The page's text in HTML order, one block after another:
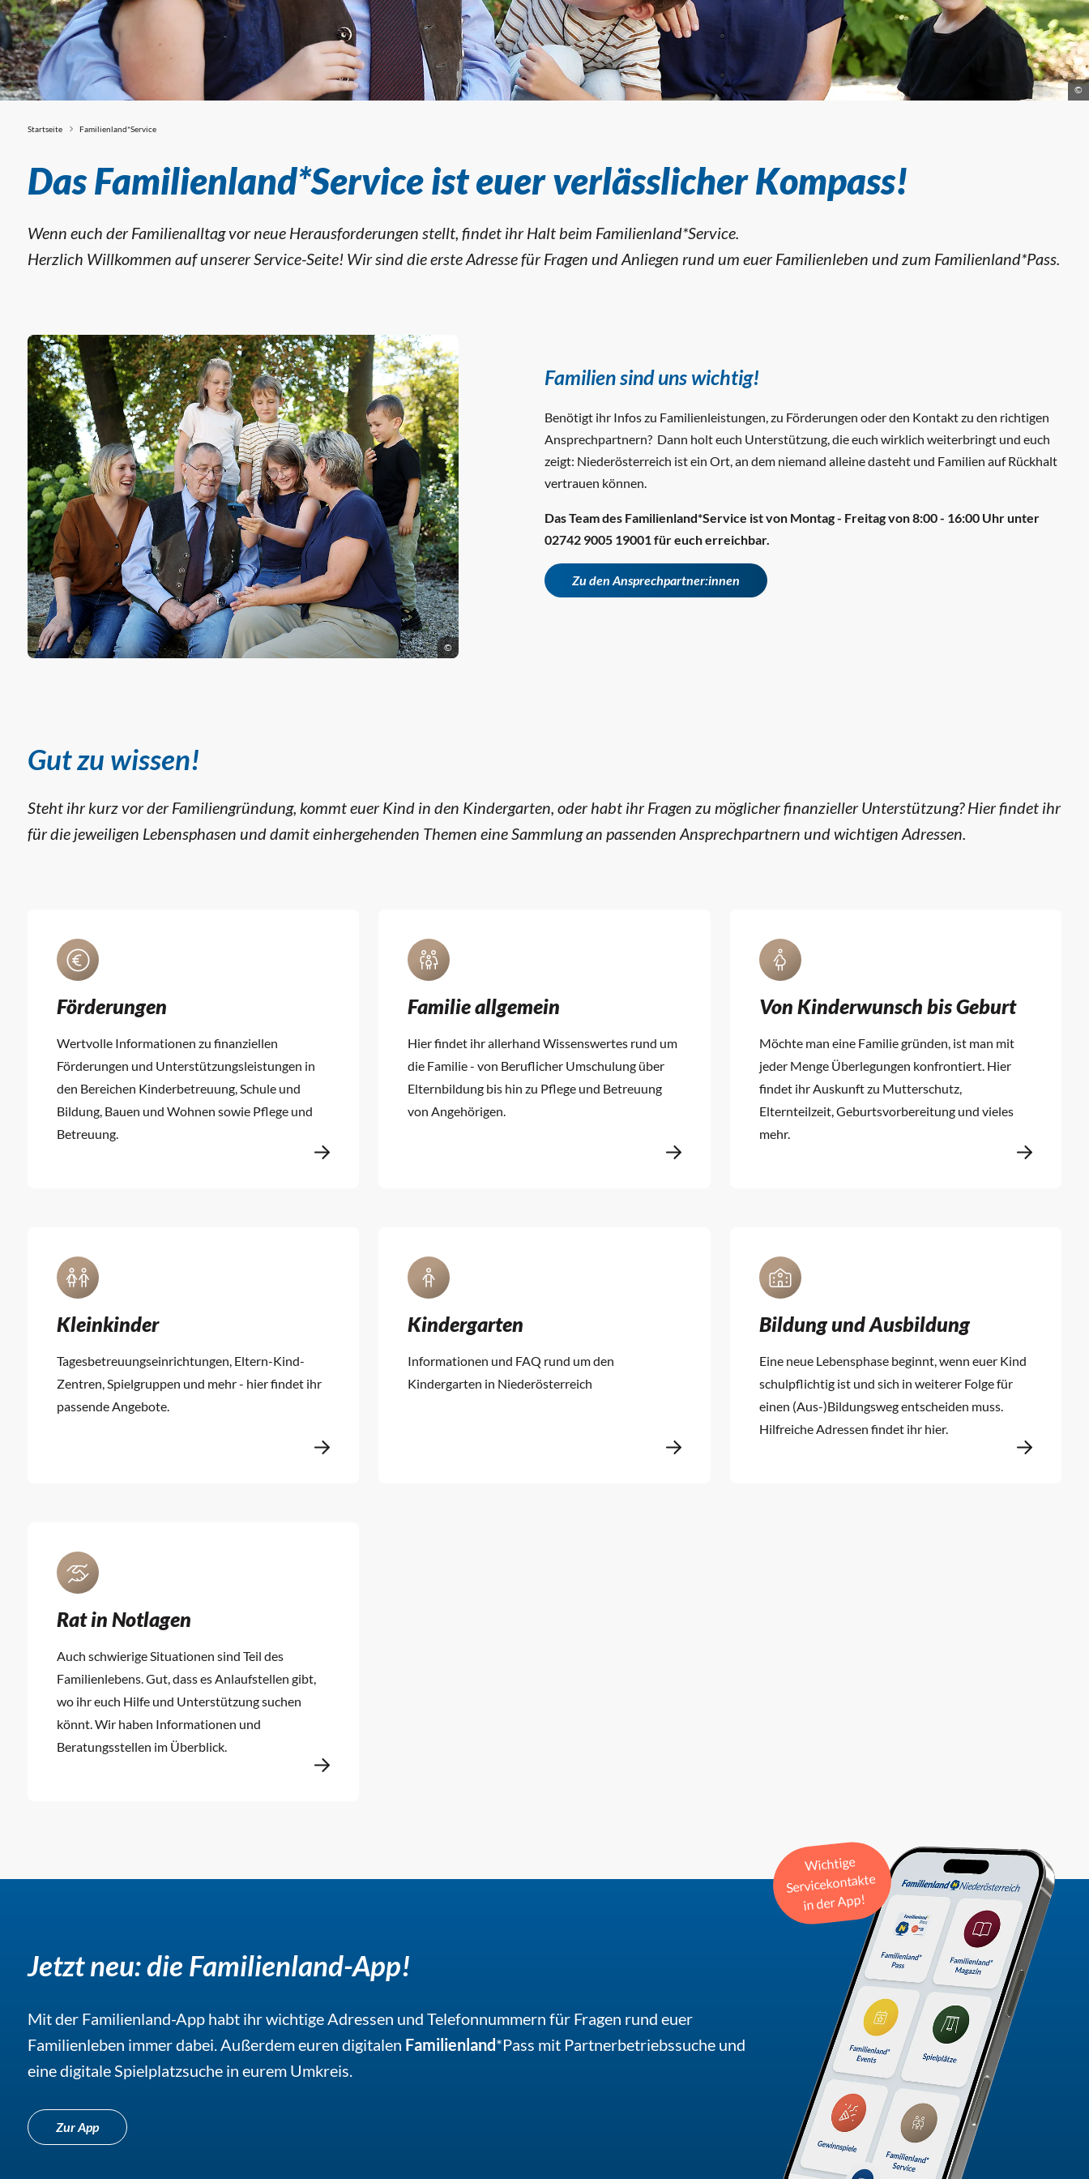
©
Familienland*Service
Startseite Familienland*Service
Das Familienland*Service ist euer verlässlicher Kompass!
Wenn euch der Familienalltag vor neue Herausforderungen stellt, findet ihr Halt beim Familienland*Service.
Herzlich Willkommen auf unserer Service-Seite! Wir sind die erste Adresse für Fragen und Anliegen rund um euer Familienleben und zum Familienland*Pass.
©
Familien sind uns wichtig!
Benötigt ihr Infos zu Familienleistungen, zu Förderungen oder den Kontakt zu den richtigen
Ansprechpartnern? Dann holt euch Unterstützung, die euch wirklich weiterbringt und euch
zeigt: Niederösterreich ist ein Ort, an dem niemand alleine dasteht und Familien auf Rückhalt
vertrauen können.
Das Team des Familienland*Service ist von Montag - Freitag von 8:00 - 16:00 Uhr unter
02742 9005 19001 für euch erreichbar.
Zu den Ansprechpartner:innen
Gut zu wissen!
Steht ihr kurz vor der Familiengründung, kommt euer Kind in den Kindergarten, oder habt ihr Fragen zu möglicher finanzieller Unterstützung? Hier findet ihr
für die jeweiligen Lebensphasen und damit einhergehenden Themen eine Sammlung an passenden Ansprechpartnern und wichtigen Adressen.
Förderungen
Wertvolle Informationen zu finanziellen
Förderungen und Unterstützungsleistungen in
den Bereichen Kinderbetreuung, Schule und
Bildung, Bauen und Wohnen sowie Pflege und
Betreuung.
Familie allgemein
Hier findet ihr allerhand Wissenswertes rund um
die Familie - von Beruflicher Umschulung über
Elternbildung bis hin zu Pflege und Betreuung
von Angehörigen.
Von Kinderwunsch bis Geburt
Möchte man eine Familie gründen, ist man mit
jeder Menge Überlegungen konfrontiert. Hier
findet ihr Auskunft zu Mutterschutz,
Elternteilzeit, Geburtsvorbereitung und vieles
mehr.
Kleinkinder
Tagesbetreuungseinrichtungen, Eltern-Kind-
Zentren, Spielgruppen und mehr - hier findet ihr
passende Angebote.
Kindergarten
Informationen und FAQ rund um den
Kindergarten in Niederösterreich
Bildung und Ausbildung
Eine neue Lebensphase beginnt, wenn euer Kind
schulpflichtig ist und sich in weiterer Folge für
einen (Aus-)Bildungsweg entscheiden muss.
Hilfreiche Adressen findet ihr hier.
Rat in Notlagen
Auch schwierige Situationen sind Teil des
Familienlebens. Gut, dass es Anlaufstellen gibt,
wo ihr euch Hilfe und Unterstützung suchen
könnt. Wir haben Informationen und
Beratungsstellen im Überblick.
Jetzt neu: die Familienland-App!
Mit der Familienland-App habt ihr wichtige Adressen und Telefonnummern für Fragen rund euer
Familienleben immer dabei. Außerdem euren digitalen Familienland*Pass mit Partnerbetriebssuche und
eine digitale Spielplatzsuche in eurem Umkreis.
Zur App
Wichtige
Servicekontakte
in der App!